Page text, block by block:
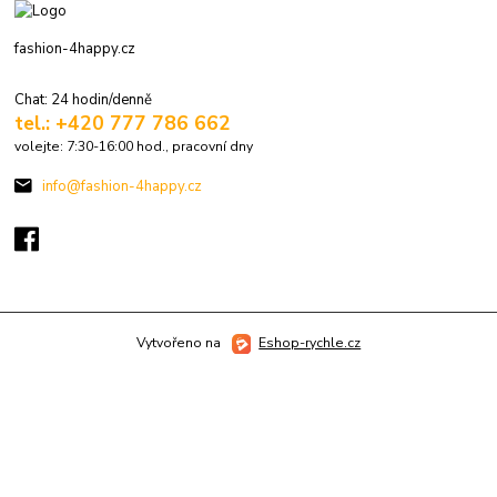
fashion-4happy.cz
Chat: 24 hodin/denně
tel.: +420 777 786 662
volejte: 7:30-16:00 hod., pracovní dny
info@fashion-4happy.cz
Vytvořeno na Eshop-rychle.cz